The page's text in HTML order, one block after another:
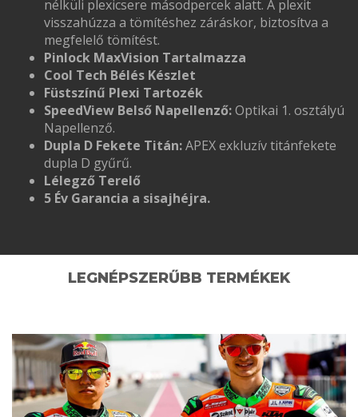
nélküli plexicsere másodpercek alatt. A plexit
visszahúzza a tömítéshez záráskor, biztosítva a
megfelelő tömítést.
Pinlock MaxVision Tartalmazza
Cool Tech Bélés Készlet
Füstszínű Plexi Tartozék
SpeedView Belső Napellenző:Optikai 1. osztályú
Napellenző.
Dupla D Fekete Titán:APEX exkluzív titánfekete
dupla D gyűrű.
Lélegző Terelő
5 Év Garancia a sisajhéjra.
LEGNÉPSZERŰBB TERMÉKEK